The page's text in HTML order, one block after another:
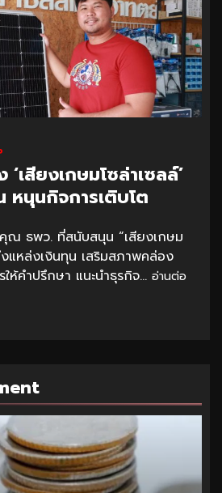
เสียงเกษมโซล่าเซลล์’
นุนกิจการเติบโต
คุณ ธพว. ที่สนับสนุน “เสียงเกษม
งแหล่งเงินทุน เสริมสภาพคล่อง
ห้คำปรึกษา แนะนำธุรกิจ... อ่านต่อ